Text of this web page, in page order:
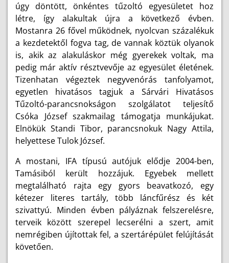
úgy döntött, önkéntes tűzoltó egyesületet hoz
létre, így alakultak újra a következő évben.
Mostanra 26 fővel működnek, nyolcvan százalékuk
a kezdetektől fogva tag, de vannak köztük olyanok
is, akik az alakuláskor még gyerekek voltak, ma
pedig már aktív résztvevője az egyesület életének.
Tizenhatan végeztek negyvenórás tanfolyamot,
egyetlen hivatásos tagjuk a Sárvári Hivatásos
Tűzoltó-parancsnokságon szolgálatot teljesítő
Csóka József szakmailag támogatja munkájukat.
Elnökük Standi Tibor, parancsnokuk Nagy Attila,
helyettese Tulok József.
A mostani, IFA típusú autójuk elődje 2004-ben,
Tamásiból került hozzájuk. Egyebek mellett
megtalálható rajta egy gyors beavatkozó, egy
kétezer literes tartály, több láncfűrész és két
szivattyú. Minden évben pályáznak felszerelésre,
terveik között szerepel lecserélni a szert, amit
nemrégiben újítottak fel, a szertárépület felújítását
követően.